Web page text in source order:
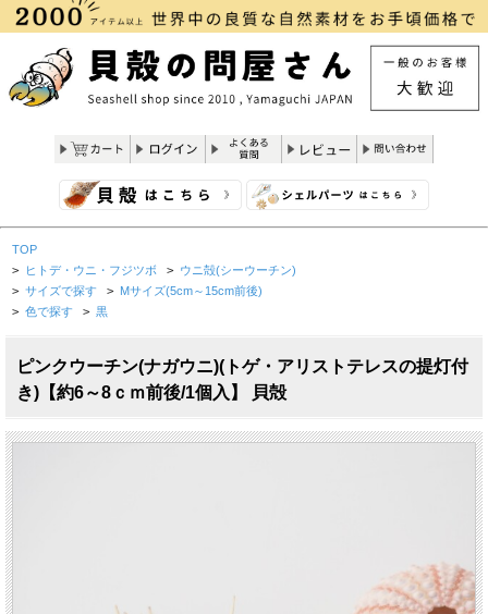
TOP
> ヒトデ・ウニ・フジツボ > ウニ殻(シーウーチン)
> サイズで探す > Mサイズ(5cm～15cm前後)
> 色で探す > 黒
ピンクウーチン(ナガウニ)(トゲ・アリストテレスの提灯付
き)【約6～8ｃｍ前後/1個入】 貝殻